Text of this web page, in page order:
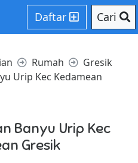
Daftar Cari
Rumah
Gresik
Urip Kec Kedamean
Banyu Urip Kec
Gresik